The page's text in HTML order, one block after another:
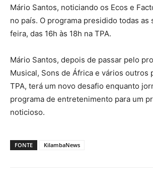
Mário Santos, noticiando os Ecos e
no país. O programa presidido todas as
feira, das 16h às 18h na TPA.
Mário Santos, depois de passar pelo
Musical, Sons de África e vários outros
TPA, terá um novo desafio enquanto
programa de entretenimento para um
noticioso.
FONTE KilambaNews